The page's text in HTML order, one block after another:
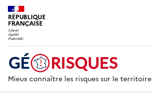
RÉPUBLIQUE
FRANÇAISE
Mieux connaître les risques sur le territoire